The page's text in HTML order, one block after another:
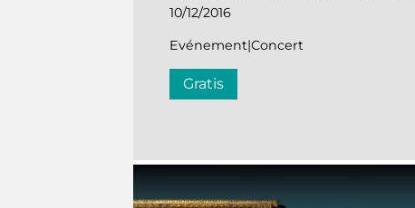
10/12/2016
Evénement|Concert
Gratis